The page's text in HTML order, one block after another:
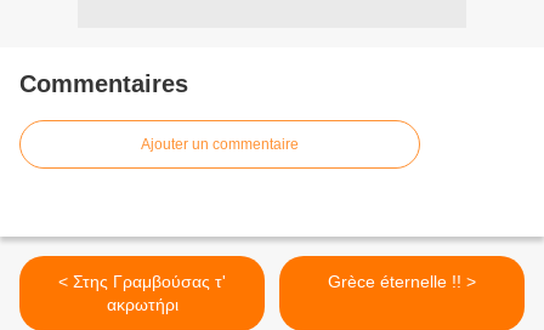
Commentaires
Ajouter un commentaire
< Στης Γραμβούσας τ'
ακρωτήρι
Grèce éternelle !! >